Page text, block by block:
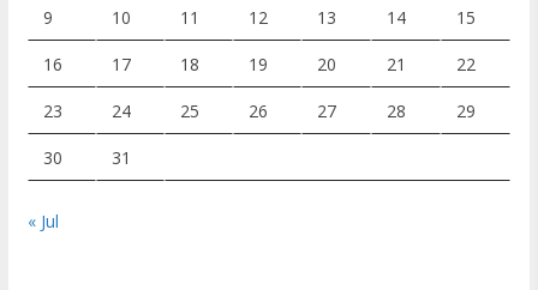
9 10 11 12 13 14 15
16 17 18 19 20 21 22
23 24 25 26 27 28 29
30 31
« Jul